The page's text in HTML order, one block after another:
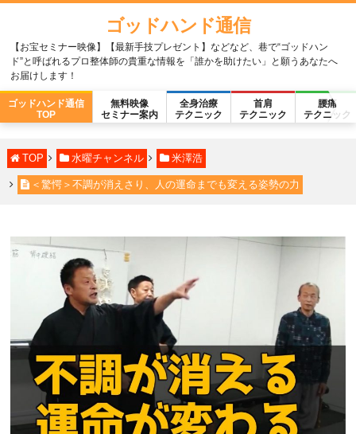
ゴッドハンド通信
【お宝セミナー映像】【最新手技プレゼント】などなど、巷で“ゴッドハン
ド”と呼ばれるプロ整体師の貴重な情報を「誰かを助けたい」と願うあなたへ
お届けします！
ゴッドハンド通信
TOP
無料映像
セミナー案内
全身治療
テクニック
首肩
テクニック
腰痛
テクニック
TOP 水曜チャンネル 米澤浩
＜驚愕＞不調が消えさり、人の運命までも変える姿勢の力